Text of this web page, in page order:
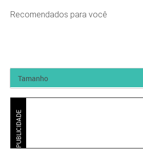
Recomendados para você
PUBLICIDADE